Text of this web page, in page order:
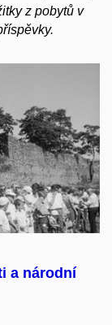
z pobytů v
a národní